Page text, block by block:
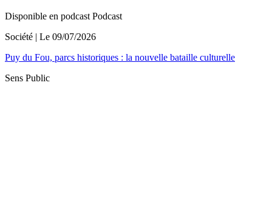
Disponible en podcast Podcast
Société | Le 09/07/2026
Puy du Fou, parcs historiques : la nouvelle bataille culturelle
Sens Public